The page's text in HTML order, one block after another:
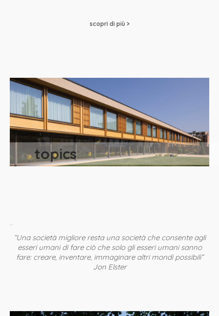
scopri di più >
topics
…
“Una società migliore resta una società che consente agli
esseri umani di fare ciò che solo gli esseri umani sanno
fare: creare, inventare, immaginare altri mondi possibili”
Jon Elster